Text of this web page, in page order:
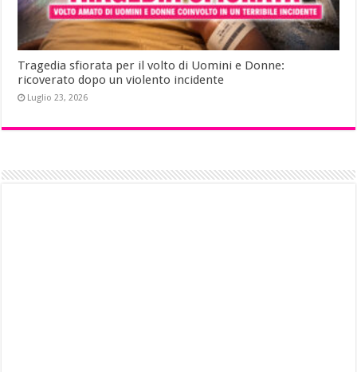
Tragedia sfiorata per il volto di Uomini e Donne:
ricoverato dopo un violento incidente
Luglio 23, 2026